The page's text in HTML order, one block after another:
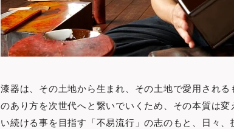
漆器は、その土地から生まれ、その土地で愛用され
のあり方を次世代へと繋いでいくため、その本質は
い続ける事を目指す「不易流行」の志のもと、日々